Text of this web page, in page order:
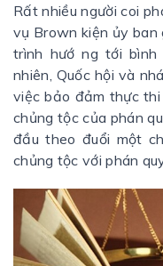
Rất nhiều người coi
vụ Brown kiện ủy ban
trình hướ ng tới
nhiên, Quốc hội và
việc bảo đảm thực
chủng tộc của phán
đầu theo đuổi một
chủng tộc với phán